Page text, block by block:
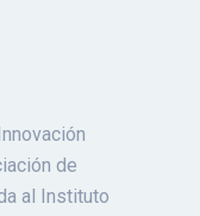
de
al Instituto